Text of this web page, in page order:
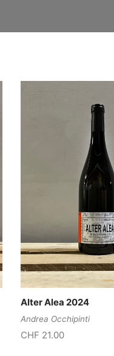
Alter Alea 2024
Andrea Occhipinti
CHF 21.00